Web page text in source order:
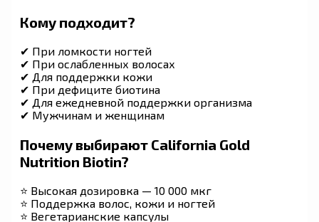
Кому подходит?
✔ При ломкости ногтей
✔ При ослабленных волосах
✔ Для поддержки кожи
✔ При дефиците биотина
✔ Для ежедневной поддержки организма
✔ Мужчинам и женщинам
Почему выбирают California Gold
Nutrition Biotin?
⭐ Высокая дозировка — 10 000 мкг
⭐ Поддержка волос, кожи и ногтей
⭐ Вегетарианские капсулы